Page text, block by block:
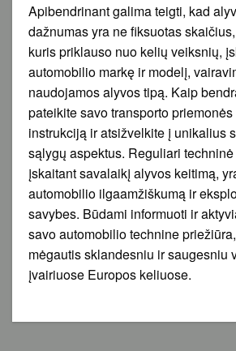
Apibendrinant galima teigti, kad
dažnumas yra ne fiksuotas
kuris priklauso nuo kelių veiksnių,
automobilio markę ir modelį,
naudojamos alyvos tipą. Kaip
pateikite savo transporto
instrukciją ir atsižvelkite į unikalius
sąlygų aspektus. Reguliari
įskaitant savalaikį alyvos keitimą,
automobilio ilgaamžiškumą ir
savybes. Būdami informuoti ir
savo automobilio technine
mėgautis sklandesniu ir saugesniu
įvairiuose Europos keliuose.